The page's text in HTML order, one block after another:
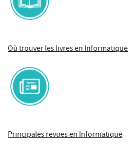
Où trouver les livres en Informatique
Principales revues en Informatique